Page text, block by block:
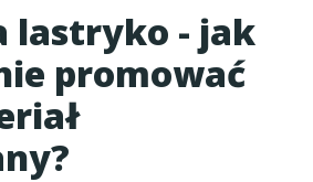
lastryko - jak
promować